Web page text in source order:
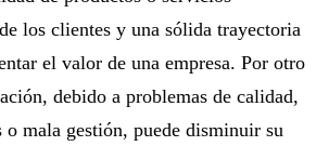
los clientes y una sólida trayectoria
el valor de una empresa. Por otro
debido a problemas de calidad,
o mala gestión, puede disminuir su